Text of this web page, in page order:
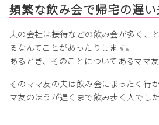
頻繁な飲み会で帰宅の遅
夫の会社は接待などの飲み会が多く、
るなんてことがあったりします。
あるとき、そのことについてあるママ
そのママ友の夫は飲み会にまったく行
マ友のほうが遅くまで飲み歩く人でした